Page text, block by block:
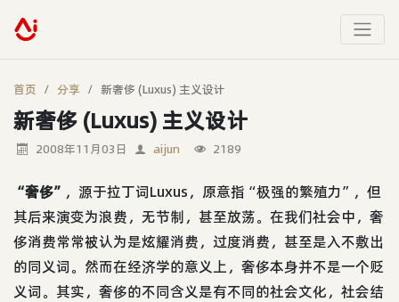
首页 分享 新奢侈 (Luxus) 主义设计
新奢侈 (Luxus) 主义设计
2008年11月03日 aijun 2189
“奢侈” ，源于拉丁词Luxus，原意指“极强的繁殖力”，但
其后来演变为浪费，无节制，甚至放荡。在我们社会中，奢
侈消费常常被认为是炫耀消费，过度消费，甚至是入不敷出
的同义词。然而在经济学的意义上，奢侈本身并不是一个贬
义词。其实，奢侈的不同含义是有不同的社会文化，社会结